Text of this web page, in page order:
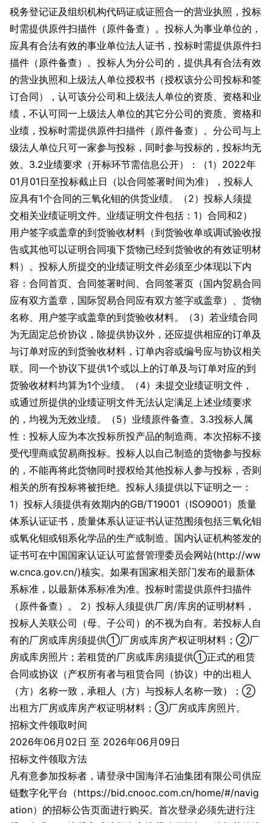
税务登记证及组织机构代码证或证照合一的营业执照，投标
时需提供原件扫描件（原件备查）。投标人为事业单位的，
应具有合法有效的事业单位法人证书，投标时需提供原件扫
描件（原件备查）。投标人为分公司的，提供具有合法有效
的营业执照和上级法人单位授权书（授权该分公司投标和签
订合同），认可该分公司和上级法人单位的资质、资格和业
绩，不认可同一上级法人单位的其它分公司的资质、资格和
业绩，投标时需提供原件扫描件（原件备查）。分公司与上
级法人单位只可一家参与投标，同时参与投标的，投标均无
效。3.2业绩要求（开标环节需信息公开）：（1）2022年
01月01日至投标截止日（以合同签署时间为准），投标人
应具有1个合同的三氧化钼的供货业绩。（2）投标人须提
交相关业绩证明文件。业绩证明文件包括：1）合同和2）
用户签字或盖章的到货验收材料（到货验收单或调试验收报
告或其他可以证明合同项下货物已经到货验收的有效证明材
料）。投标人所提交的业绩证明文件必须至少体现以下内
容：合同首页、合同签署时间、合同签署页（国内贸易合同
应有双方盖章，国际贸易合同应有双方签字或盖章）、货物
名称、用户签字或盖章的到货验收材料。（3）若业绩合同
为无固定总价协议，除提供协议外，还应提供相应的订单及
与订单对应的到货验收材料，订单内容或编号应与协议相关
联。同一个协议下提供1个或以上的订单及与订单对应的到
货验收材料均算为1个业绩。（4）未提交业绩证明文件，
或通过所提供的业绩证明文件无法认定满足上述业绩要求
的，均视为无效业绩。（5）业绩原件备查。3.3投标人属
性：投标人应为本次投标所投产品的制造商。本次招标不接
受代理商或贸易商投标。投标人以自己制造的货物参与投标
的，不能再将此货物同时授权给其他投标人参与投标，否则
相关的所有投标将被拒绝。投标人须提供以下证明之一：
1）投标人须提供有效期内的GB/T19001（ISO9001）质量
体系认证证书，质量体系认证证书认证范围须包括三氧化钼
或氧化钼或钼系化学品的生产或制造。国内认证机构签发的
证书可在中国国家认证认可监督管理委员会网站(http://ww
w.cnca.gov.cn/)核实。如果有国家相关部门发布的最新体
系标准，以最新体系标准为准。投标时需提供原件扫描件
（原件备查）。 2）投标人须提供厂房/库房的证明材料，
投标人关联公司（母、子公司）的不视为自有。若投标人自
有的厂房或库房须提供①厂房或库房产权证明材料；②厂
房或库房照片；若租赁的厂房或库房须提供①正式的租赁
合同或协议（产权所有者与租赁合同（协议）中的出租人
（方）名称一致，承租人（方）与投标人名称一致）；②
出租方厂房或库房产权证明材料；③厂房或库房照片。
招标文件领取时间
2026年06月02日 至 2026年06月09日
招标文件领取方法
凡有意参加投标者，请登录中国海洋石油集团有限公司供应
链数字化平台（https://bid.cnooc.com.cn/home/#/navig
ation）的招标公告页面进行购买。首次登录必须先进行注